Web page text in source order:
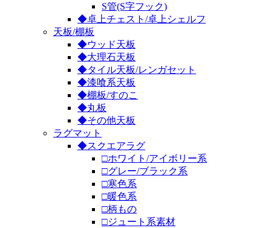
S管(S字フック)
◆卓上チェスト/卓上シェルフ
天板/棚板
◆ウッド天板
◆大理石天板
◆タイル天板/レンガセット
◆漆喰系天板
◆棚板/すのこ
◆丸板
◆その他天板
ラグマット
◆スクエアラグ
□ホワイト/アイボリー系
□グレー/ブラック系
□寒色系
□暖色系
□柄もの
□ジュート系素材